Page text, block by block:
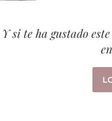
Y si te ha gustado